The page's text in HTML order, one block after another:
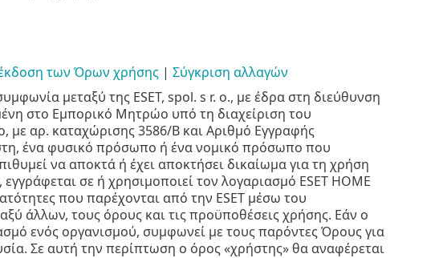
των Όρων χρήσης| Σύγκριση αλλαγών
μεταξύ της ESET, spol. s r. o., με έδρα στη διεύθυνση
στο Εμπορικό Μητρώο υπό τη διαχείριση του
με αρ. καταχώρισης 3586/B και Αριθμό Εγγραφής
ένα φυσικό πρόσωπο ή ένα νομικό πρόσωπο που
να αποκτά ή έχει αποκτήσει δικαίωμα για τη χρήση
σε ή χρησιμοποιεί τον λογαριασμό ESET HOME
που παρέχονται από την ESET μέσω του
άλλων, τους όρους και τις προϋποθέσεις χρήσης. Εάν ο
ενός οργανισμού, συμφωνεί με τους παρόντες Όρους για
Σε αυτή την περίπτωση ο όρος «χρήστης» θα αναφέρεται